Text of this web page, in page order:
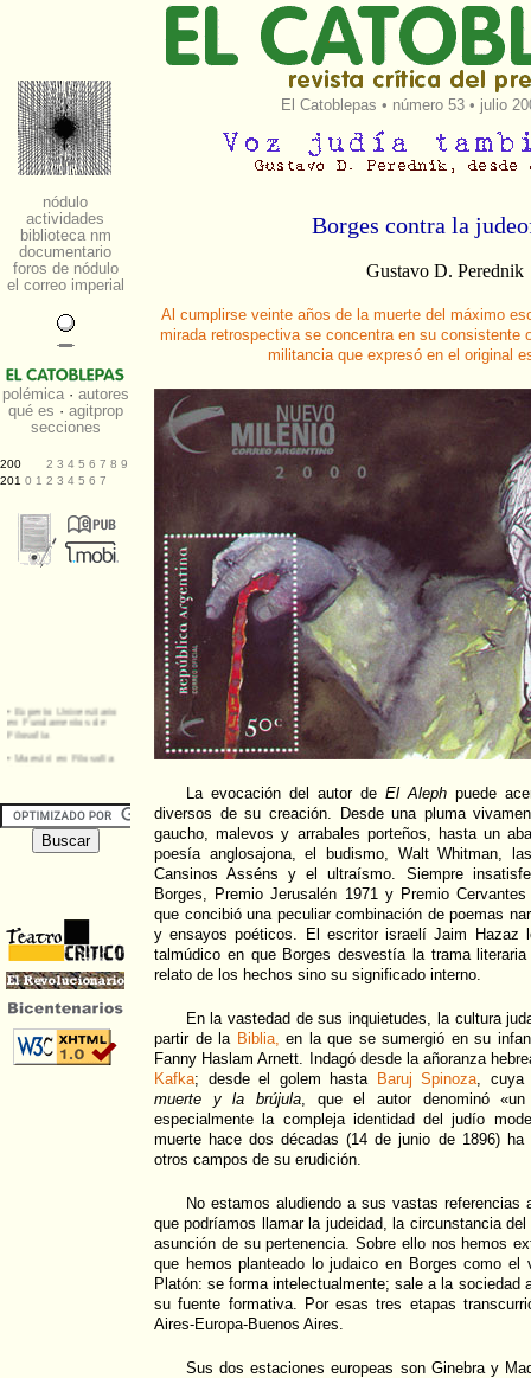
El Catoblepas • número 53• julio
Borges contra la
Gustavo D. Perednik
Al cumplirse veinte años de la muerte del máximo
mirada retrospectiva se concentra en su consistente
militancia que expresó en el original
La evocación del autor de El Alephpuede
diversos de su creación. Desde una pluma
gaucho, malevos y arrabales porteños, hasta un
poesía anglosajona, el budismo, Walt Whitman,
Cansinos Asséns y el ultraísmo. Siempre
Borges, Premio Jerusalén 1971 y Premio
que concibió una peculiar combinación de poemas
y ensayos poéticos. El escritor israelí Jaim Hazaz
talmúdico en que Borges desvestía la trama
relato de los hechos sino su significado interno.
En la vastedad de sus inquietudes, la cultura
partir de la Biblia, en la que se sumergió en su
Fanny Haslam Arnett. Indagó desde la añoranza
Kafka; desde el golem hasta Baruj Spinoza, cuya
muerte y la brújula, que el autor denominó
especialmente la compleja identidad del judío
muerte hace dos décadas (14 de junio de 1896) ha
otros campos de su erudición.
No estamos aludiendo a sus vastas
que podríamos llamar la judeidad, la circunstancia
asunción de su pertenencia. Sobre ello nos hemos
que hemos planteado lo judaico en Borges como el
Platón: se forma intelectualmente; sale a la sociedad
su fuente formativa. Por esas tres etapas
Aires-Europa-Buenos Aires.
Sus dos estaciones europeas son Ginebra y